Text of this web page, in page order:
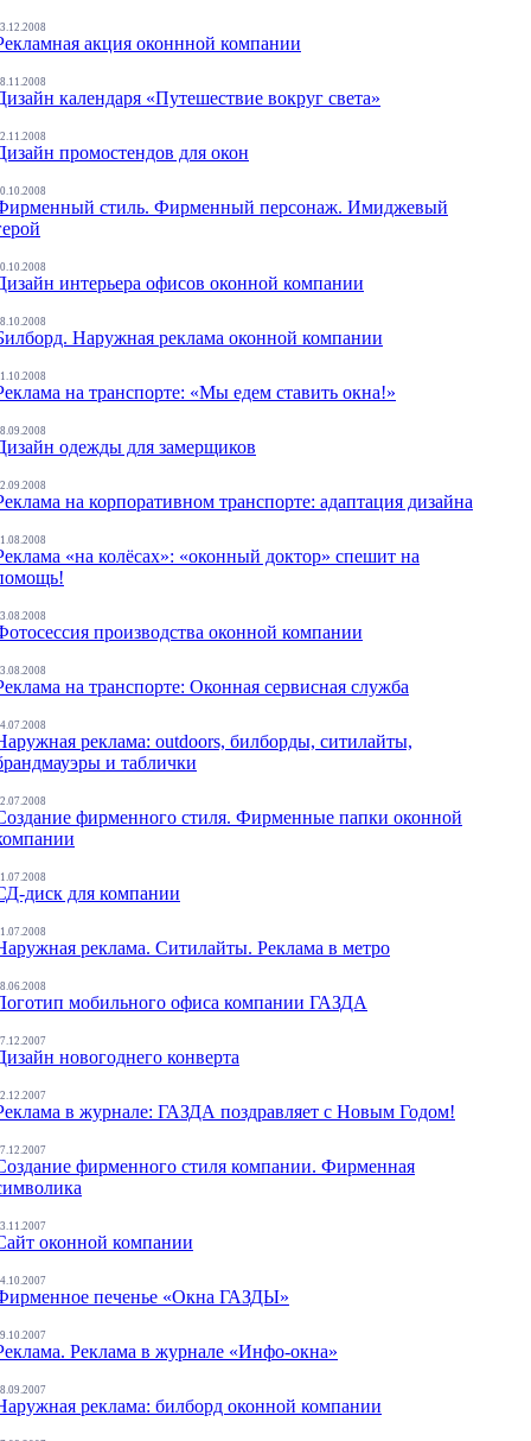
акция оконнной компании
календаря «Путешествие вокруг света»
промостендов для окон
стиль. Фирменный персонаж. Имиджевый
интерьера офисов оконной компании
Наружная реклама оконной компании
на транспорте: «Мы едем ставить окна!»
одежды для замерщиков
на корпоративном транспорте: адаптация дизайна
«на колёсах»: «оконный доктор» спешит на
производства оконной компании
на транспорте: Оконная сервисная служба
реклама: outdoors, билборды, ситилайты,
и таблички
фирменного стиля. Фирменные папки оконной
диск для компании
реклама. Ситилайты. Реклама в метро
мобильного офиса компании ГАЗДА
новогоднего конверта
в журнале: ГАЗДА поздравляет с Новым Годом!
фирменного стиля компании. Фирменная
оконной компании
печенье «Окна ГАЗДЫ»
Реклама в журнале «Инфо-окна»
реклама: билборд оконной компании